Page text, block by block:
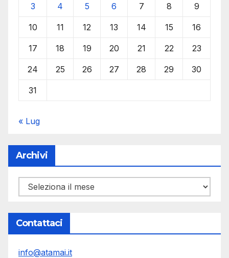
3 4 5 6 7 8 9
10 11 12 13 14 15 16
17 18 19 20 21 22 23
24 25 26 27 28 29 30
31
« Lug
Archivi
Archivi
Contattaci
info@atamai.it